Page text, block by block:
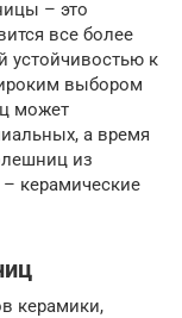
– это
все более
устойчивостью к
выбором
может
а время
из
керамические
керамики,